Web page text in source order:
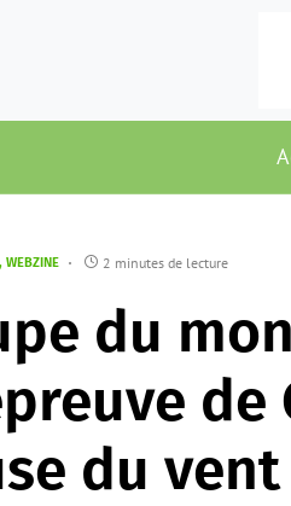
WEBZINE 2 minutes de lecture
du
du vent